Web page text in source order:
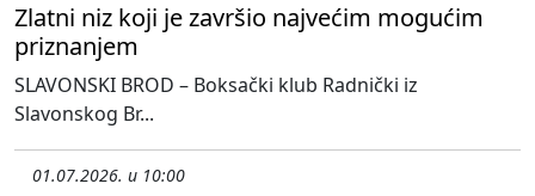
Zlatni niz koji je završio najvećim mogućim
priznanjem
SLAVONSKI BROD – Boksački klub Radnički iz
Slavonskog Br...
01.07.2026. u 10:00